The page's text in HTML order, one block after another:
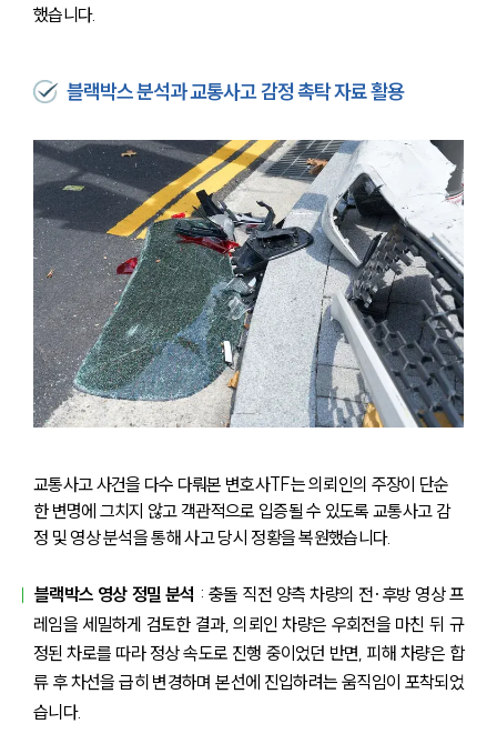
했습니다.
블랙박스 분석과 교통사고 감정 촉탁 자료 활용
교통사고 사건을 다수 다뤄본 변호사TF는 의뢰인의 주장이 단순
한 변명에 그치지 않고 객관적으로 입증될 수 있도록 교통사고 감
정 및 영상 분석을 통해 사고 당시 정황을 복원했습니다.
블랙박스 영상 정밀 분석 : 충돌 직전 양측 차량의 전·후방 영상 프
레임을 세밀하게 검토한 결과, 의뢰인 차량은 우회전을 마친 뒤 규
정된 차로를 따라 정상 속도로 진행 중이었던 반면, 피해 차량은 합
류 후 차선을 급히 변경하며 본선에 진입하려는 움직임이 포착되었
습니다.